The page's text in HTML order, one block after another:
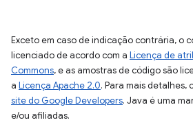
Exceto em caso de indicação contrária, o
licenciado de acordo com a Licença de
Commons, e as amostras de código são
a Licença Apache 2.0. Para mais detalhes,
site do Google Developers. Java é uma
e/ou afiliadas.